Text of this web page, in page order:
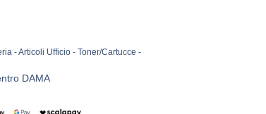
- Articoli Ufficio - Toner/Cartucce -
DAMA